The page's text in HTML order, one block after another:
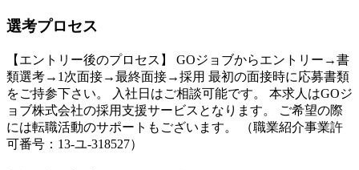
選考プロセス
【エントリー後のプロセス】 GOジョブからエントリー→書
類選考→1次面接→最終面接→採用 最初の面接時に応募書類
をご持参下さい。 入社日はご相談可能です。 本求人はGOジ
ョブ株式会社の採用支援サービスとなります。 ご希望の際
には転職活動のサポートもございます。 （職業紹介事業許
可番号：13-ユ-318527）